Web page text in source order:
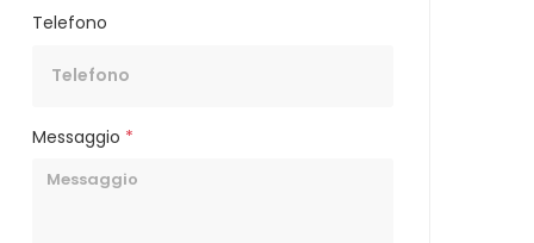
Telefono
Messaggio *